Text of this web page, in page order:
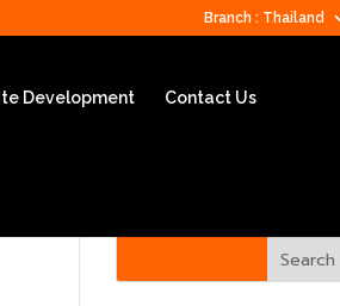
Branch : Thailand
Development Contact Us
Search